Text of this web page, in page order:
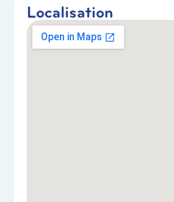
Localisation